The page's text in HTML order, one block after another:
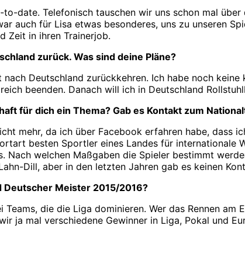
date. Telefonisch tauschen wir uns schon mal
auch für Lisa etwas besonderes, uns zu unseren
Zeit in ihren Trainerjob.
zurück. Was sind deine Pläne?
Deutschland zurückkehren. Ich habe noch
beenden. Danach will ich in Deutschland
für dich ein Thema? Gab es Kontakt zum
mehr, da ich über Facebook erfahren habe, dass
besten Sportler eines Landes für
Nach welchen Maßgaben die Spieler bestimmt
Dill, aber in den letzten Jahren gab es keinen
Deutscher Meister 2015/2016?
Teams, die die Liga dominieren. Wer das Rennen
ja mal verschiedene Gewinner in Liga, Pokal und